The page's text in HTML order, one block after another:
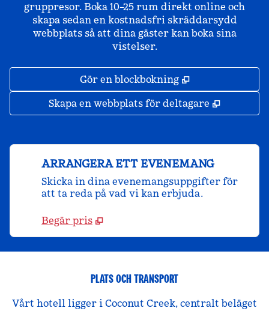
gruppresor. Boka 10–25 rum direkt online och
skapa sedan en kostnadsfri skräddarsydd
webbplats så att dina gäster kan boka sina
vistelser.
Gör en blockbokning ,
Skapa en webbplats för deltagare ,
ARRANGERA ETT EVENEMANG
Skicka in dina evenemangsuppgifter för
att ta reda på vad vi kan erbjuda.
Begär pris
PLATS OCH TRANSPORT
Vårt hotell ligger i Coconut Creek, centralt beläget